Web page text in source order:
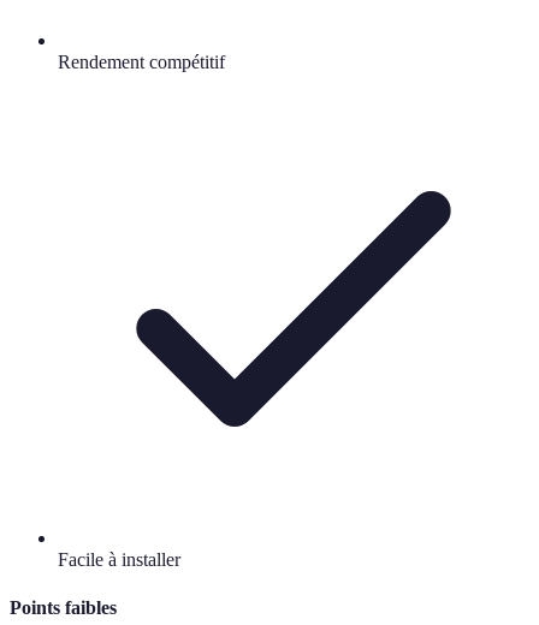
Rendement compétitif
Facile à installer
Points faibles